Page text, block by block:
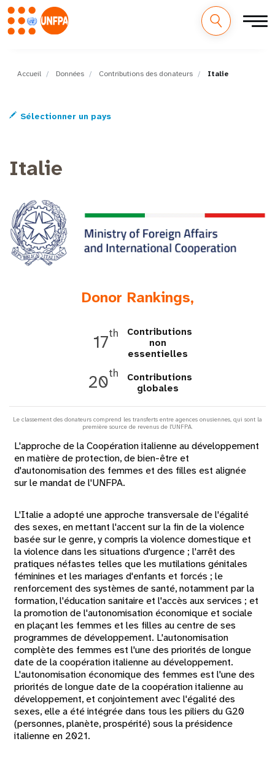
contenu
a
g
Accueil Données Contributions des donateurs Italie
Sélectionner un pays
Italie
Donor Rankings,
17th
Contributions
non
essentielles
20th
Contributions
globales
Le classement des donateurs comprend les transferts entre agences onusiennes, qui sont la
première source de revenus de l'UNFPA.
L'approche de la Coopération italienne au développement
en matière de protection, de bien-être et
d'autonomisation des femmes et des filles est alignée
sur le mandat de l'UNFPA.
L'Italie a adopté une approche transversale de l'égalité
des sexes, en mettant l'accent sur la fin de la violence
basée sur le genre, y compris la violence domestique et
la violence dans les situations d'urgence ; l'arrêt des
pratiques néfastes telles que les mutilations génitales
féminines et les mariages d'enfants et forcés ; le
renforcement des systèmes de santé, notamment par la
formation, l'éducation sanitaire et l'accès aux services ; et
la promotion de l'autonomisation économique et sociale
en plaçant les femmes et les filles au centre de ses
programmes de développement. L'autonomisation
complète des femmes est l'une des priorités de longue
date de la coopération italienne au développement.
L'autonomisation économique des femmes est l'une des
priorités de longue date de la coopération italienne au
développement, et conjointement avec l'égalité des
sexes, elle a été intégrée dans tous les piliers du G20
(personnes, planète, prospérité) sous la présidence
italienne en 2021.